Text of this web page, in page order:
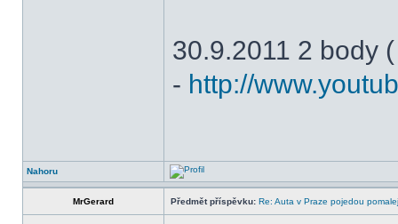
30.9.2011 2 body
- http://
Nahoru
MrGerard Předmět příspěvku: Re: Auta v Praze pojedou